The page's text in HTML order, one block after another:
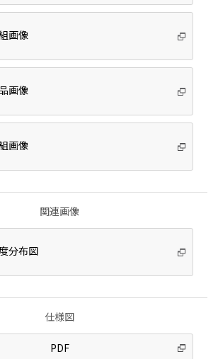
画像
画像
画像
関連画像
分布図
仕様図
PDF